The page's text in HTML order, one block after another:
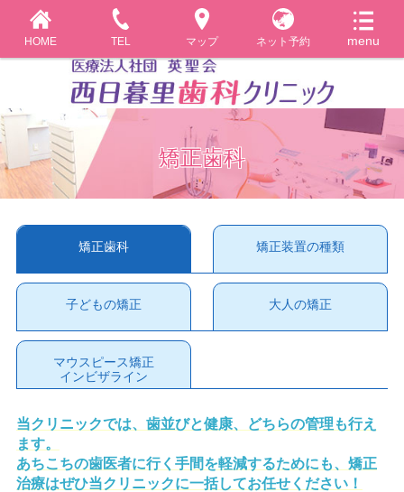
HOME TEL マップ ネット予約
矯正歯科
矯正歯科 矯正装置の種類
子どもの矯正 大人の矯正
マウスピース矯正
インビザライン
当クリニックでは、歯並びと健康、どちらの管理も行え
ます。
あちこちの歯医者に行く手間を軽減するためにも、矯正
治療はぜひ当クリニックに一括してお任せください！